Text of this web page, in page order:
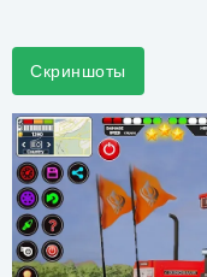
Скриншоты